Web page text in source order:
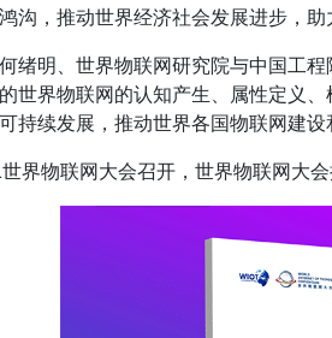
沟，推动世界经济社会发展进步，助
绪明、世界物联网研究院与中国工
世界物联网的认知产生、属性定义
持续发展，推动世界各国物联网建
界物联网大会召开，世界物联网大